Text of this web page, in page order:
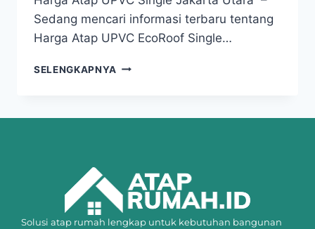
Sedang mencari informasi terbaru tentang
Harga Atap UPVC EcoRoof Single…
SELENGKAPNYA
Solusi atap rumah lengkap untuk kebutuhan bangunan